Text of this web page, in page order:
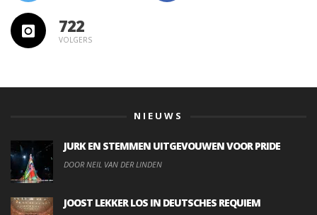
722
VOLGERS
NIEUWS
JURK EN STEMMEN UITGEVOUWEN VOOR PRIDE
DOOR NEIL VAN DER LINDEN
JOOST LEKKER LOS IN DEUTSCHES REQUIEM